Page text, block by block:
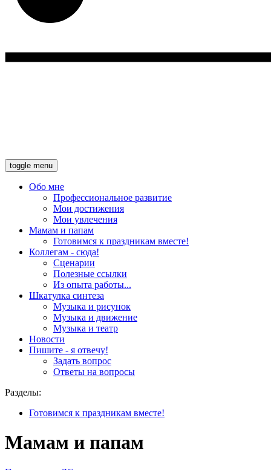
toggle menu
Обо мне
Профессиональное развитие
Мои достижения
Мои увлечения
Мамам и папам
Готовимся к праздникам вместе!
Коллегам - сюда!
Сценарии
Полезные ссылки
Из опыта работы...
Шкатулка синтеза
Музыка и рисунок
Музыка и движение
Музыка и театр
Новости
Пишите - я отвечу!
Задать вопрос
Ответы на вопросы
Разделы:
Готовимся к праздникам вместе!
Мамам и папам